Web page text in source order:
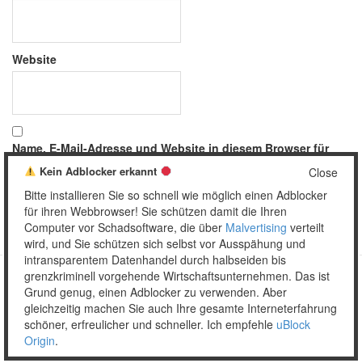
Website
Name, E-Mail-Adresse und Website in diesem Browser für
meinen nächsten Kommentar speichern.
Copyright © 2026 Unser täglich Spam.
MobileWordPress Theme by themehall.com
Close
Kein Adblocker erkannt
Bitte installieren Sie so schnell wie möglich einen Adblocker
für ihren Webbrowser! Sie schützen damit die Ihren
Computer vor Schadsoftware, die über Malvertising verteilt
wird, und Sie schützen sich selbst vor Ausspähung und
intransparentem Datenhandel durch halbseiden bis
grenzkriminell vorgehende Wirtschaftsunternehmen. Das ist
Grund genug, einen Adblocker zu verwenden. Aber
gleichzeitig machen Sie auch Ihre gesamte Interneterfahrung
schöner, erfreulicher und schneller. Ich empfehle uBlock
Origin.